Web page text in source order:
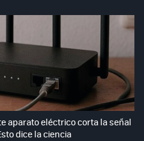
aparato eléctrico corta la señal
dice la ciencia